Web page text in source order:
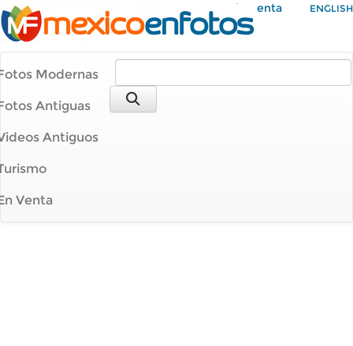
Mi Cuenta ENGLISH
Modernas
Antiguas
Antiguos
Venta